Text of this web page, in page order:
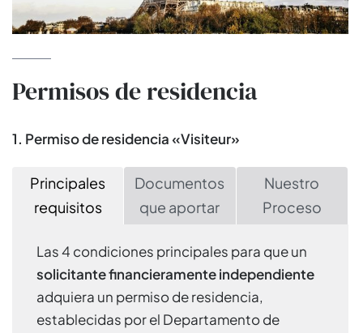
Permisos de residencia
1. Permiso de residencia «Visiteur»
Principales
requisitos
Documentos
que aportar
Nuestro
Proceso
Las 4 condiciones principales para que un
solicitante financieramente independiente
adquiera un permiso de residencia,
establecidas por el Departamento de